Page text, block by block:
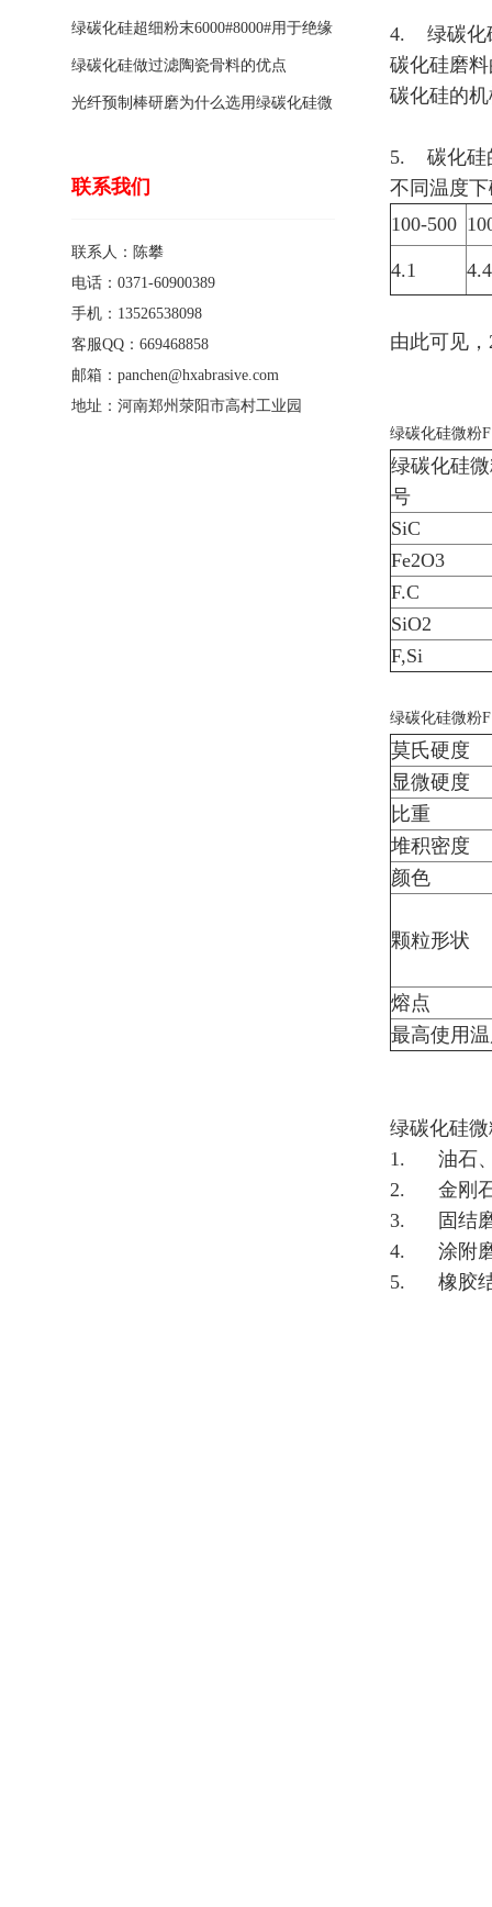
骨料的特点有哪些？
绿碳化硅超细粉末6000#8000#用于绝缘
涂料的优点
绿碳化硅做过滤陶瓷骨料的优点
光纤预制棒研磨为什么选用绿碳化硅微
联系我们
联系人：陈攀
电话：0371-60900389
手机：13526538098
客服QQ：669468858
邮箱：panchen@hxabrasive.com
地址：河南郑州荥阳市高村工业园
4. 绿碳化
碳化硅磨
碳化硅的
5. 碳化硅
不同温度
100-500
4.1
由此可见
绿碳化硅微粉
绿碳化硅
号
SiC
Fe2O3
F.C
SiO2
F,Si
绿碳化硅微粉
莫氏硬度
显微硬度
比重
堆积密度
颜色
颗粒形状
熔点
最高使用
绿碳化硅
1. 油石、
2. 金刚石
3. 固结磨
4. 涂附磨
5. 橡胶结